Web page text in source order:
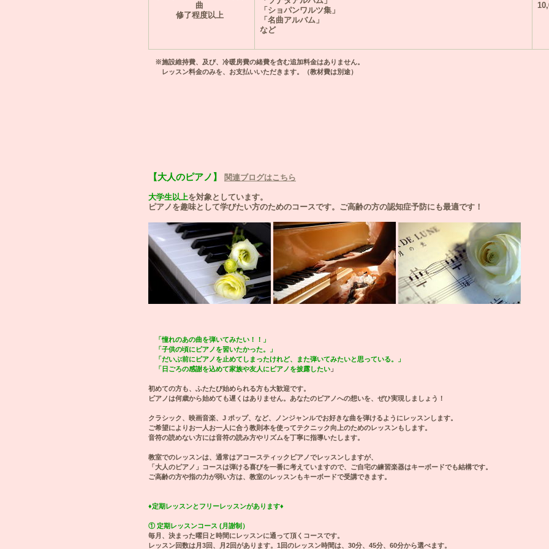
曲
修了程度以上
「ショパンワルツ集」
「名曲アルバム」
など
※施設維持費、及び、冷暖房費の緒費を含む追加料金はありません。
レッスン料金のみを、お支払いいただきます。（教材費は別途）
【大人のピアノ】 関連ブログはこちら
大学生以上を対象としています。
ピアノを趣味として学びたい方のためのコースです。ご高齢の方の認知症予防にも最適です！
「憧れのあの曲を弾いてみたい！！」
「子供の頃にピアノを習いたかった。」
「だいぶ前にピアノを止めてしまったけれど、また弾いてみたいと思っている。」
「日ごろの感謝を込めて家族や友人にピアノを披露したい 」
初めての方も、ふたたび始められる方も大歓迎です。
ピアノは何歳から始めても遅くはありません。あなたのピアノへの想いを、ぜひ実現しましょう！
クラシック、映画音楽、J ポップ、など、ノンジャンルでお好きな曲を弾けるようにレッスンします。
ご希望によりお一人お一人に合う教則本を使ってテクニック向上のためのレッスンもします。
音符の読めない方には音符の読み方やリズムを丁寧に指導いたします。
教室でのレッスンは、通常はアコースティックピアノでレッスンしますが、
「大人のピアノ」コースは弾ける喜びを一番に考えていますので、ご自宅の練習楽器はキーボードでも結構です。
ご高齢の方や指の力が弱い方は、教室のレッスンもキーボードで受講できます。
♦定期レッスンとフリーレッスンがあります♦
① 定期レッスンコース (月謝制）
毎月、決まった曜日と時間にレッスンに通って頂くコースです。
レッスン回数は月3回、月2回があります。1回のレッスン時間は、30分、45分、60分から選べます。